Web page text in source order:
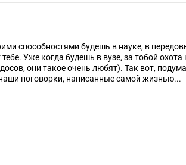
способностями будешь в науке, в
Уже когда будешь в вузе, за тобой охота
они такое очень любят). Так вот,
поговорки, написанные самой жизнью...